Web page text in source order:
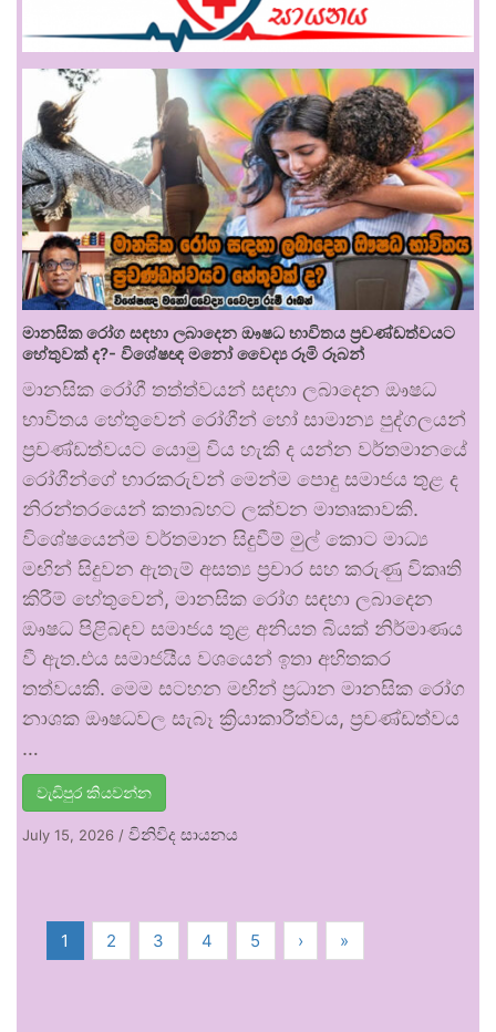
මානසික රෝග සඳහා ලබාදෙන ඖෂධ භාවිතය ප්‍රචණ්ඩත්වයට
හේතුවක් ද?- විශේෂඥ මනෝ වෛද්‍ය රූමි රූබන්
මානසික රෝගී තත්ත්වයන් සඳහා ලබාදෙන ඖෂධ
භාවිතය හේතුවෙන් රෝගීන් හෝ සාමාන්‍ය පුද්ගලයන්
ප්‍රචණ්ඩත්වයට යොමු විය හැකි ද යන්න වර්තමානයේ
රෝගීන්ගේ භාරකරුවන් මෙන්ම පොදු සමාජය තුළ ද
නිරන්තරයෙන් කතාබහට ලක්වන මාතෘකාවකි.
විශේෂයෙන්ම වර්තමාන සිදුවීම් මුල් කොට මාධ්‍ය
මඟින් සිදුවන ඇතැම් අසත්‍ය ප්‍රචාර සහ කරුණු විකෘති
කිරීම් හේතුවෙන්, මානසික රෝග සඳහා ලබාදෙන
ඖෂධ පිළිබඳව සමාජය තුළ අනියත බියක් නිර්මාණය
වී ඇත.එය සමාජයීය වශයෙන් ඉතා අහිතකර
තත්වයකි. මෙම සටහන මඟින් ප්‍රධාන මානසික රෝග
නාශක ඖෂධවල සැබෑ ක්‍රියාකාරීත්වය, ප්‍රචණ්ඩත්වය
…
වැඩිපුර කියවන්න
July 15, 2026 / විනිවිද සායනය
1 2 3 4 5 › »